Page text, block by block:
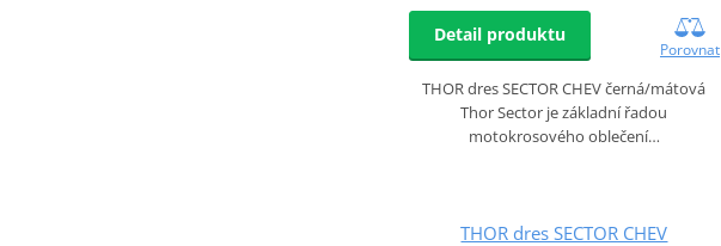
Detail produktu
Porovnat
THOR dres SECTOR CHEV černá/mátová
Thor Sector je základní řadou
motokrosového oblečení…
THOR dres SECTOR CHEV